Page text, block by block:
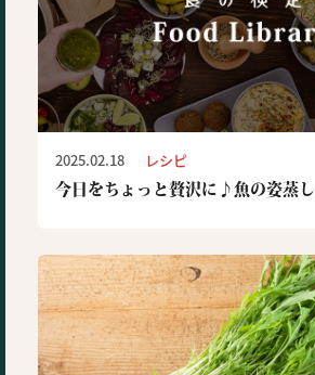
2025.02.18 レシピ
今日をちょっと贅沢に♪魚の姿蒸し